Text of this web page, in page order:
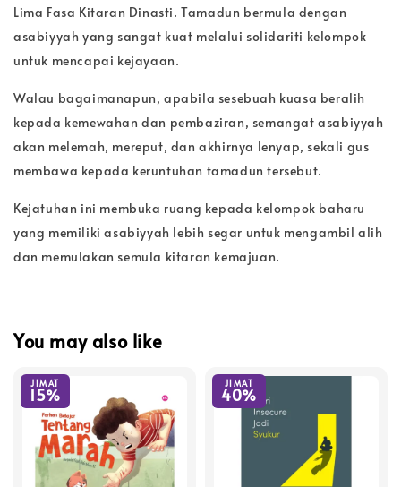
Lima Fasa Kitaran Dinasti. Tamadun bermula dengan
asabiyyah yang sangat kuat melalui solidariti kelompok
untuk mencapai kejayaan.
Walau bagaimanapun, apabila sesebuah kuasa beralih
kepada kemewahan dan pembaziran, semangat asabiyyah
akan melemah, mereput, dan akhirnya lenyap, sekali gus
membawa kepada keruntuhan tamadun tersebut.
Kejatuhan ini membuka ruang kepada kelompok baharu
yang memiliki asabiyyah lebih segar untuk mengambil alih
dan memulakan semula kitaran kemajuan.
You may also like
JIMAT
15%
JIMAT
40%